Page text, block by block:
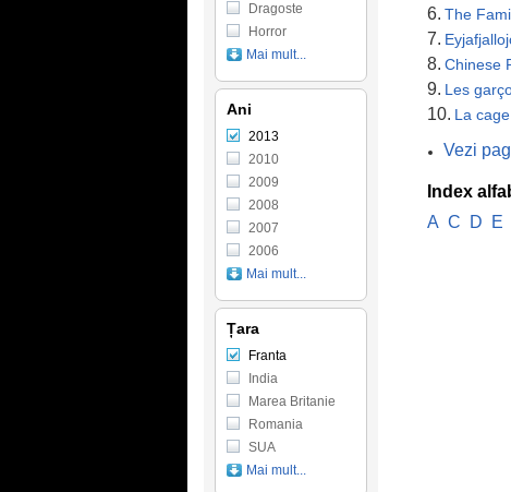
6. The
7.
8. Chinese
9. Les
10. La
Vezi
Index
A C D E
Dragoste
Horror
Mai mult...
Ani
2013
2010
2009
2008
2007
2006
Mai mult...
Țara
Franta
India
Marea Britanie
Romania
SUA
Mai mult...